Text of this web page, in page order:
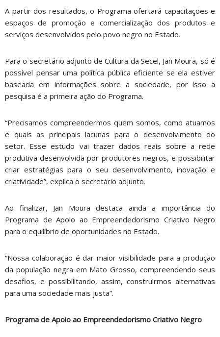
A partir dos resultados, o Programa ofertará capacitações e
espaços de promoção e comercialização dos produtos e
serviços desenvolvidos pelo povo negro no Estado.
Para o secretário adjunto de Cultura da Secel, Jan Moura, só é
possível pensar uma política pública eficiente se ela estiver
baseada em informações sobre a sociedade, por isso a
pesquisa é a primeira ação do Programa.
“Precisamos compreendermos quem somos, como atuamos
e quais as principais lacunas para o desenvolvimento do
setor. Esse estudo vai trazer dados reais sobre a rede
produtiva desenvolvida por produtores negros, e possibilitar
criar estratégias para o seu desenvolvimento, inovação e
criatividade”, explica o secretário adjunto.
Ao finalizar, Jan Moura destaca ainda a importância do
Programa de Apoio ao Empreendedorismo Criativo Negro
para o equilíbrio de oportunidades no Estado.
“Nossa colaboração é dar maior visibilidade para a produção
da população negra em Mato Grosso, compreendendo seus
desafios, e possibilitando, assim, construirmos alternativas
para uma sociedade mais justa”.
Programa de Apoio ao Empreendedorismo Criativo Negro